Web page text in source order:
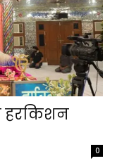
हरकिशन
0